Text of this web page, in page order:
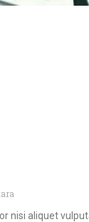
nisi aliquet